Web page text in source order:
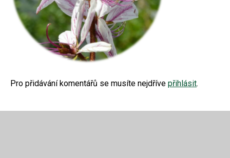
Pro přidávání komentářů se musíte nejdříve přihlásit.